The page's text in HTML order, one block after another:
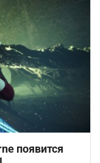
появится